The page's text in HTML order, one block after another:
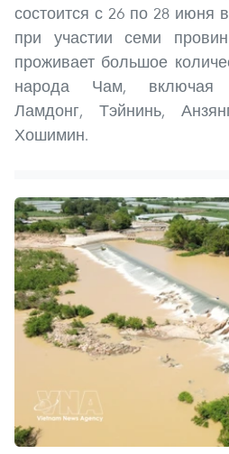
состоится с 26 по 28 июня
при участии семи
проживает большое
народа Чам, включая
Ламдонг, Тэйнинь,
Хошимин.